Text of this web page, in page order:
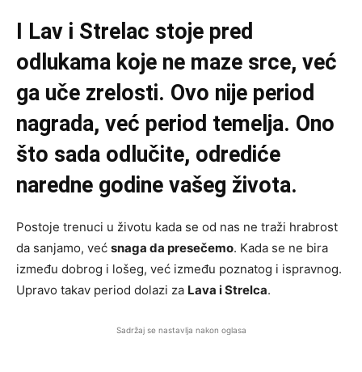
I Lav i Strelac stoje pred
odlukama koje ne maze srce, već
ga uče zrelosti. Ovo nije period
nagrada, već period temelja. Ono
što sada odlučite, odrediće
naredne godine vašeg života.
Postoje trenuci u životu kada se od nas ne traži hrabrost
da sanjamo, već snaga da presečemo. Kada se ne bira
između dobrog i lošeg, već između poznatog i ispravnog.
Upravo takav period dolazi za Lava i Strelca.
Sadržaj se nastavlja nakon oglasa